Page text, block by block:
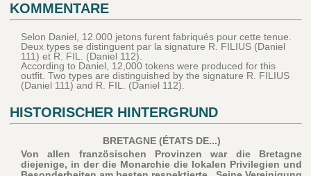
KOMMENTARE
Selon Daniel, 12.000 jetons furent fabriqués pour cette tenue.
Deux types se distinguent par la signature R. FILIUS (Daniel
111) et R. FIL. (Daniel 112).
According to Daniel, 12,000 tokens were produced for this
outfit. Two types are distinguished by the signature R. FILIUS
(Daniel 111) and R. FIL. (Daniel 112).
HISTORISCHER HINTERGRUND
BRETAGNE (ÉTATS DE...)
Von allen französischen Provinzen war die Bretagne
diejenige, in der die Monarchie die lokalen Privilegien und